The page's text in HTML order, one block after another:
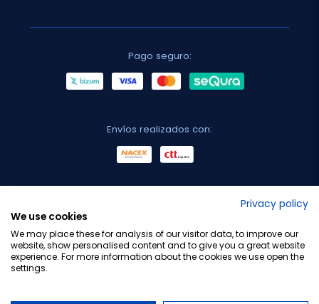
Pago seguro:
Envíos realizados con:
Privacy policy
We use cookies
We may place these for analysis of our visitor data, to improve our
website, show personalised content and to give you a great website
experience. For more information about the cookies we use open the
settings.